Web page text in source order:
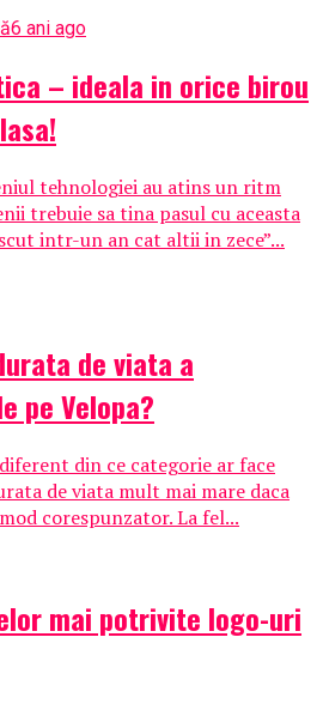
6 ani ago
– ideala in orice birou
tehnologiei au atins un ritm
trebuie sa tina pasul cu aceasta
intr-un an cat altii in zece”...
de viata a
pe Velopa?
din ce categorie ar face
de viata mult mai mare daca
corespunzator. La fel...
mai potrivite logo-uri